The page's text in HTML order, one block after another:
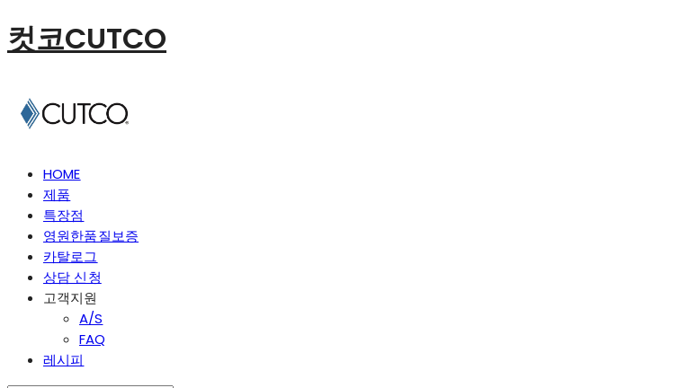
컷코CUTCO
HOME
제품
특장점
영원한품질보증
카탈로그
상담 신청
고객지원
A/S
FAQ
레시피